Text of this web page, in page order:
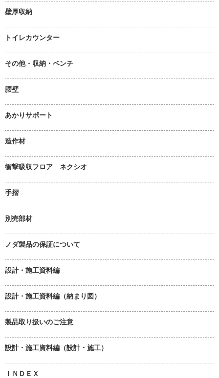
壁厚収納
トイレカウンター
その他・収納・ベンチ
腰壁
あかりサポート
造作材
衝撃吸収フロア ネクシオ
手摺
別売部材
ノダ製品の保証について
設計・施工資料編
設計・施工資料編（納まり図）
製品取り扱いのご注意
設計・施工資料編（設計・施工）
ＩＮＤＥＸ